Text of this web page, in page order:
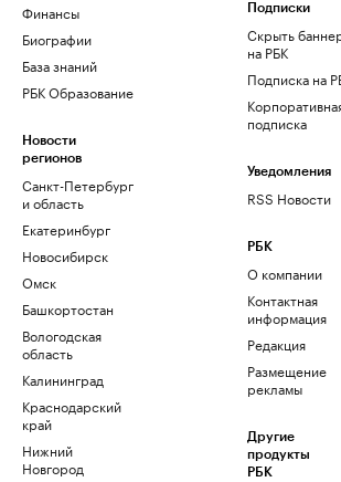
Финансы
Биографии
База знаний
РБК Образование
Новости
регионов
Санкт-Петербург
и область
Екатеринбург
Новосибирск
Омск
Башкортостан
Вологодская
область
Калининград
Краснодарский
край
Нижний
Новгород
Подписки
Скрыть
на РБК
Подписка на
подписка
Уведомления
RSS Новости
РБК
О компании
Контактная
информация
Редакция
Размещение
рекламы
Другие
продукты
РБК